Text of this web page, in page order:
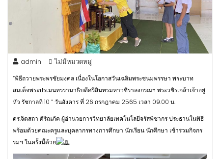
admin ไม่มีหมวดหมู่
“พิธีถวายพระพรชัยมงคล เนื่องในโอกาสวันเฉลิมพระชนมพรรษา พระบาท
สมเด็จพระปรเมนทรรามาธิบดีศรีสินทรมหาวชิราลงกรณฯ พระวชิรเกล้าเจ้าอยู่
หัว รัชกาลที่ 10 ” วันอังคาร ที่ 26 กรกฎาคม 2565 เวลา 09.00 น.
ดร.จิตสถา ศิริณภัค ผู้อำนวยการวิทยาลัยเทคโนโลยีจรัสพิชากร ประธานในพิธี
พร้อมด้วยคณะครูและบุคลากรทางการศึกษา นักเรียน นักศึกษา เข้าร่วมกิจกร
รมฯ ในครั้งนี้ด้วย